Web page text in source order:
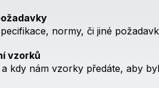
normy, či jiné
vzorků
kdy nám vzorky předáte, aby